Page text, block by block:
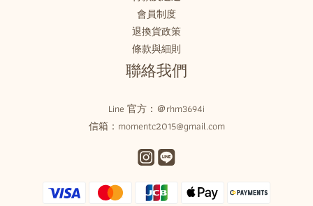
會員制度
退換貨政策
條款與細則
聯絡我們
Line 官方： ＠rhm3694i
信箱：momentc2015@gmail.com